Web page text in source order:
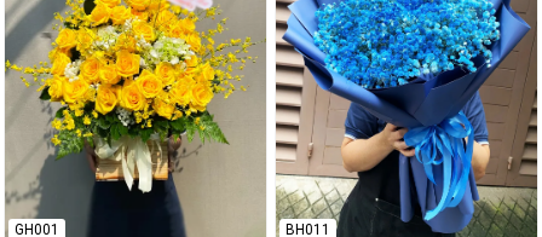
GH001 BH011